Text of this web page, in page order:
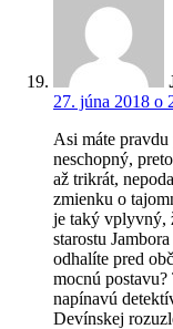
27. júna 2018 o
Asi máte pravdu
neschopný,
až trikrát,
zmienku o
je taký vplyvný,
starostu
odhalíte pred
mocnú
napínavú
Devínskej